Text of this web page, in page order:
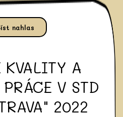
nahlas
KVALITY A
V STD
2022